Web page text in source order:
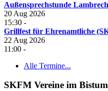
Außensprechstunde
20 Aug 2026
15:30 -
Grillfest für Ehrenamtliche
22 Aug 2026
11:00 -
Alle Termine...
SKFM Vereine im